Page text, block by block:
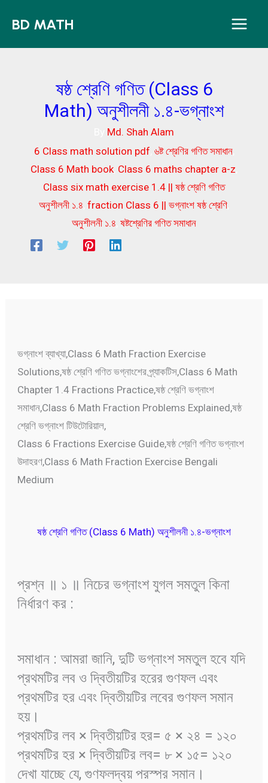
BD MATH
ষষ্ঠ শ্রেণি গণিত (Class 6
Math) অনুশীলনী ১.৪-ভগ্নাংশ
Md. Shah Alam
6 Class math solution pdf ৬ষ্ট শ্রেণির গণিত সমাধান,
Class 6 Math book, Class 6 maths chapter a-z
Class six math exercise 1.4 || ষষ্ঠ শ্রেণি গণিত
অনুশীলনী ১.৪ fraction Class 6 || ভগ্নাংশ ষষ্ঠ শ্রেণি
অনুশীলনী ১.৪ ষষ্টশ্রেণির গণিত সমাধান
ভগ্নাংশ ব্যাখ্যা,Class 6 Math Fraction Exercise
Solutions,ষষ্ঠ শ্রেণি গণিত ভগ্নাংশের প্র্যাকটিস,Class 6 Math
Chapter 1.4 Fractions Practice,ষষ্ঠ শ্রেণি ভগ্নাংশ
সমাধান,Class 6 Math Fraction Problems Explained,ষষ্ঠ
শ্রেণি ভগ্নাংশ টিউটোরিয়াল,
Class 6 Fractions Exercise Guide,ষষ্ঠ শ্রেণি গণিত ভগ্নাংশ
উদাহরণ,Class 6 Math Fraction Exercise Bengali
Medium
ষষ্ঠ শ্রেণি গণিত (Class 6 Math) অনুশীলনী ১.৪-ভগ্নাংশ
প্রশ্ন ॥ ১ ॥ নিচের ভগ্নাংশ যুগল সমতুল কিনা
নির্ধারণ কর :
সমাধান : আমরা জানি, দুটি ভগ্নাংশ সমতুল হবে যদি
প্রথমটির লব ও দ্বিতীয়টির হরের গুণফল এবং
প্রথমটির হর এবং দ্বিতীয়টির লবের গুণফল সমান
হয়।
প্রথমটির লব × দ্বিতীয়টির হর= ৫ × ২৪ = ১২০
প্রথমটির হর × দ্বিতীয়টির লব= ৮ × ১৫= ১২০
দেখা যাচ্ছে যে, গুণফলদ্বয় পরস্পর সমান।